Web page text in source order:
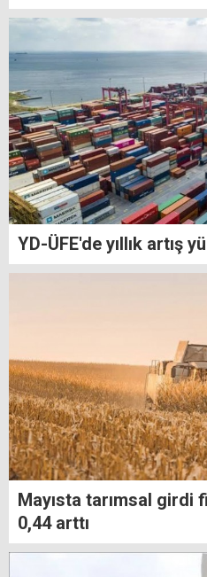
YD-ÜFE'de yıllık artış
Mayısta tarımsal girdi
0,44 arttı